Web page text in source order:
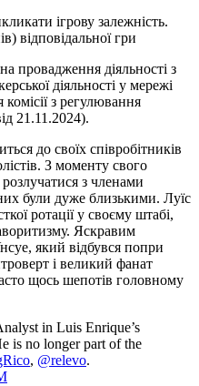
ігрову залежність.
відповідальної гри
діяльності з
діяльності у мережі
з регулювання
21.11.2024).
до своїх співробітників
З моменту свого
з членами
були дуже близькими. Луїс
ротації у своєму штабі,
Яскравим
який відбувся попри
і великий фанат
щось шепотів головному
in Luis Enrique’s
is no longer part of the
, @relevo.